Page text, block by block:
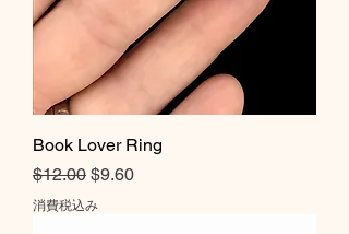
Book Lover Ring
通常価格
$12.00 セール価格
$9.60
消費税込み